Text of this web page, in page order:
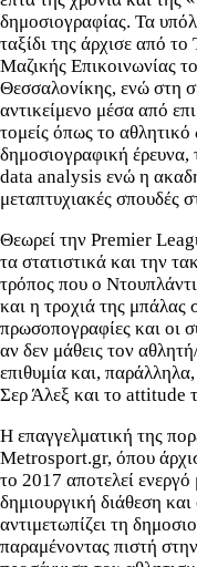
δημοσιογραφίας. Τα
ταξίδι της άρχισε από
Μαζικής Επικοινωνίας
Θεσσαλονίκης, ενώ στη
αντικείμενο μέσα από
τομείς όπως το
δημοσιογραφική
data analysis ενώ η
μεταπτυχιακές σπουδές
Θεωρεί την Premier
τα στατιστικά και την
τρόπος που ο
και η τροχιά της
πρωσοπογραφίες και οι
αν δεν μάθεις τον
επιθυμία και,
Σερ Άλεξ και το attitude
Η επαγγελματική της
Metrosport.gr, όπου
το 2017 αποτελεί
δημιουργική διάθεση
αντιμετωπίζει τη
παραμένοντας πιστή